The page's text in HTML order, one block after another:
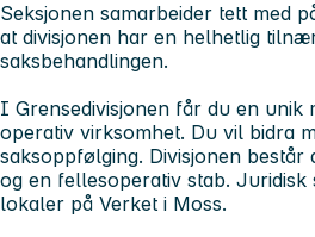
Seksjonen samarbeider tett med
at divisjonen har en helhetlig
saksbehandlingen.
I Grensedivisjonen får du en unik
operativ virksomhet. Du vil bidra
saksoppfølging. Divisjonen
og en fellesoperativ stab.
lokaler på Verket i Moss.